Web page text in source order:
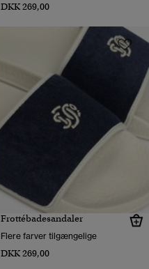
DKK 269,00
Frottébadesandaler
Flere farver tilgængelige
DKK 269,00